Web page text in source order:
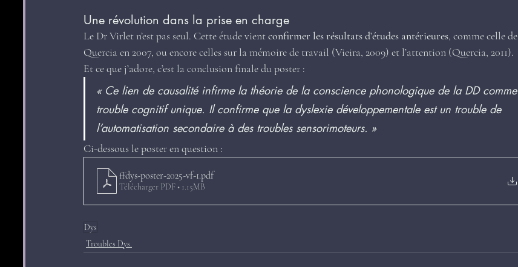
Une révolution dans la prise en charge
Le Dr Virlet n’est pas seul. Cette étude vient confirmer les résultats d’études antérieures, comme celle de
Quercia en 2007, ou encore celles sur la mémoire de travail (Vieira, 2009) et l’attention (Quercia, 2011).
Et ce que j’adore, c’est la conclusion finale du poster :
« Ce lien de causalité infirme la théorie de la conscience phonologique de la DD comme
trouble cognitif unique. Il confirme que la dyslexie développementale est un trouble de
l’automatisation secondaire à des troubles sensorimoteurs. »
Ci-dessous le poster en question :
ffdys-poster-2025-vf-1.pdf
Télécharger PDF • 1.15MB
Dys
Troubles Dys.